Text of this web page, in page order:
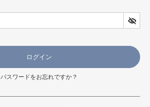
ログイン
パスワードをお忘れですか？